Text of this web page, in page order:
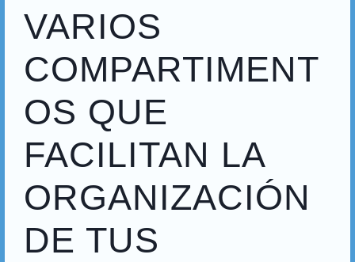
VARIOS
COMPARTIMENT
OS QUE
FACILITAN LA
ORGANIZACIÓN
DE TUS